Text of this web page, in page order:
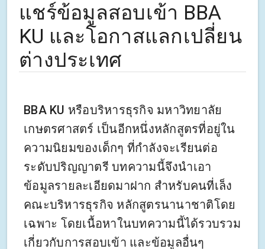
แชร์ข้อมูลสอบเข้า BBA
KU และโอกาสแลกเปลี่ยน
ต่างประเทศ
BBA KU หรือบริหารธุรกิจ มหาวิทยาลัย
เกษตรศาสตร์ เป็นอีกหนึ่งหลักสูตรที่อยู่ใน
ความนิยมของเด็กๆ ที่กำลังจะเรียนต่อ
ระดับปริญญาตรี บทความนี้จึงนำเอา
ข้อมูลรายละเอียดมาฝาก สำหรับคนที่เล็ง
คณะบริหารธุรกิจ หลักสูตรนานาชาติโดย
เฉพาะ โดยเนื้อหาในบทความนี้ได้รวบรวม
เกี่ยวกับการสอบเข้า และข้อมูลอื่นๆ